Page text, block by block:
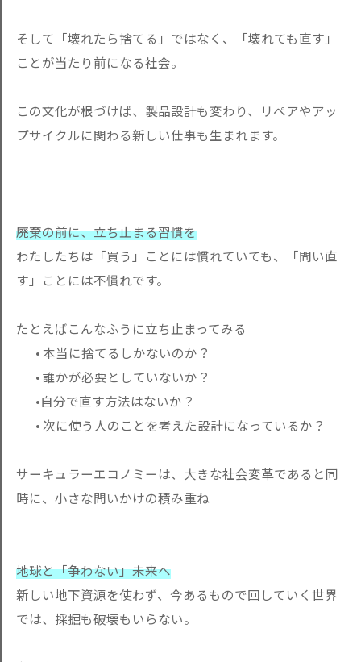
そして「壊れたら捨てる」ではなく、「壊れても直す」
ことが当た り前になる社会。
この文化が根づけば、製品設計も変わり、リペアやアッ
プサイクルに関わる新しい仕事も生まれます。
廃棄の前に、立ち止まる習慣を
わたしたちは「買う」ことには慣れていても、「問い直
す」ことには不慣れです。
たとえばこんなふうに立ち止まってみる
• 本当に捨てるしかないのか？
• 誰かが必要としていないか？
•自分で直す方法はないか？
• 次に使う人のことを考えた設計になっているか？
サーキュラーエコノミーは、大きな社会変革であると同
時に、小さな問いかけの積み重ね
地球と「争わない」未来へ
新しい地下資源を使わず、今あるもので回していく世界
では、採掘も破壊もいらない。